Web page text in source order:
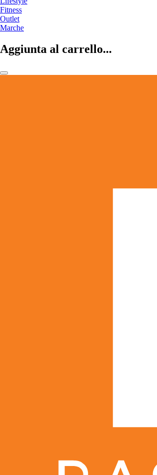
Fitness
Outlet
Marche
Aggiunta al carrello...